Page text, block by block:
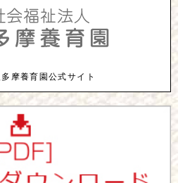
摩養育園公式サイト